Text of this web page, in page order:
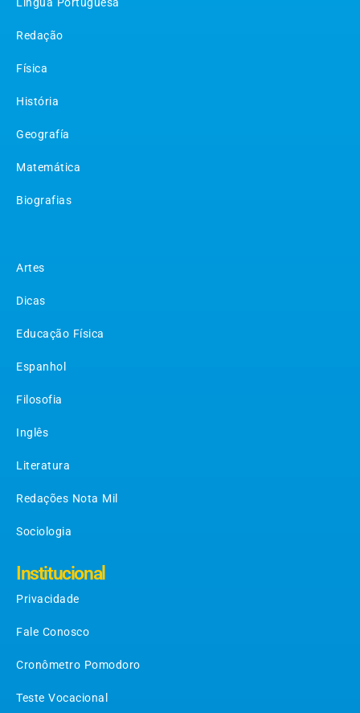
Redação
Física
História
Geografía
Matemática
Biografias
Artes
Dicas
Educação Física
Espanhol
Filosofia
Inglês
Literatura
Redações Nota Mil
Sociologia
Institucional
Privacidade
Fale Conosco
Cronômetro Pomodoro
Teste Vocacional